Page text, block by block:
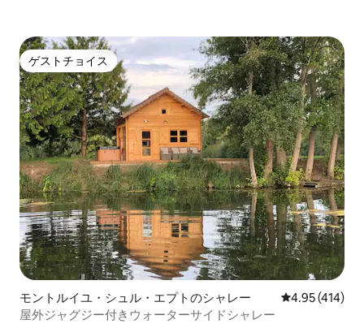
ゲストチョイス
ゲストチョイス
モントルイユ・シュル・エプトのシャレー レビュー414
4.95 (414)
屋外ジャグジー付きウォーターサイドシャレー